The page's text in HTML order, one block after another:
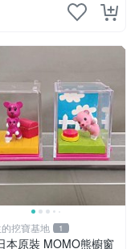
挖寶基地 1
本原裝 MOMO熊櫥窗